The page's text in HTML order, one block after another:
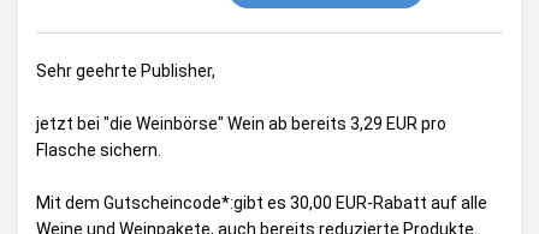
Sehr geehrte Publisher,
jetzt bei "die Weinbörse" Wein ab bereits 3,29 EUR pro
Flasche sichern.
Mit dem Gutscheincode*:gibt es 30,00 EUR-Rabatt auf alle
Weine und Weinpakete, auch bereits reduzierte Produkte.